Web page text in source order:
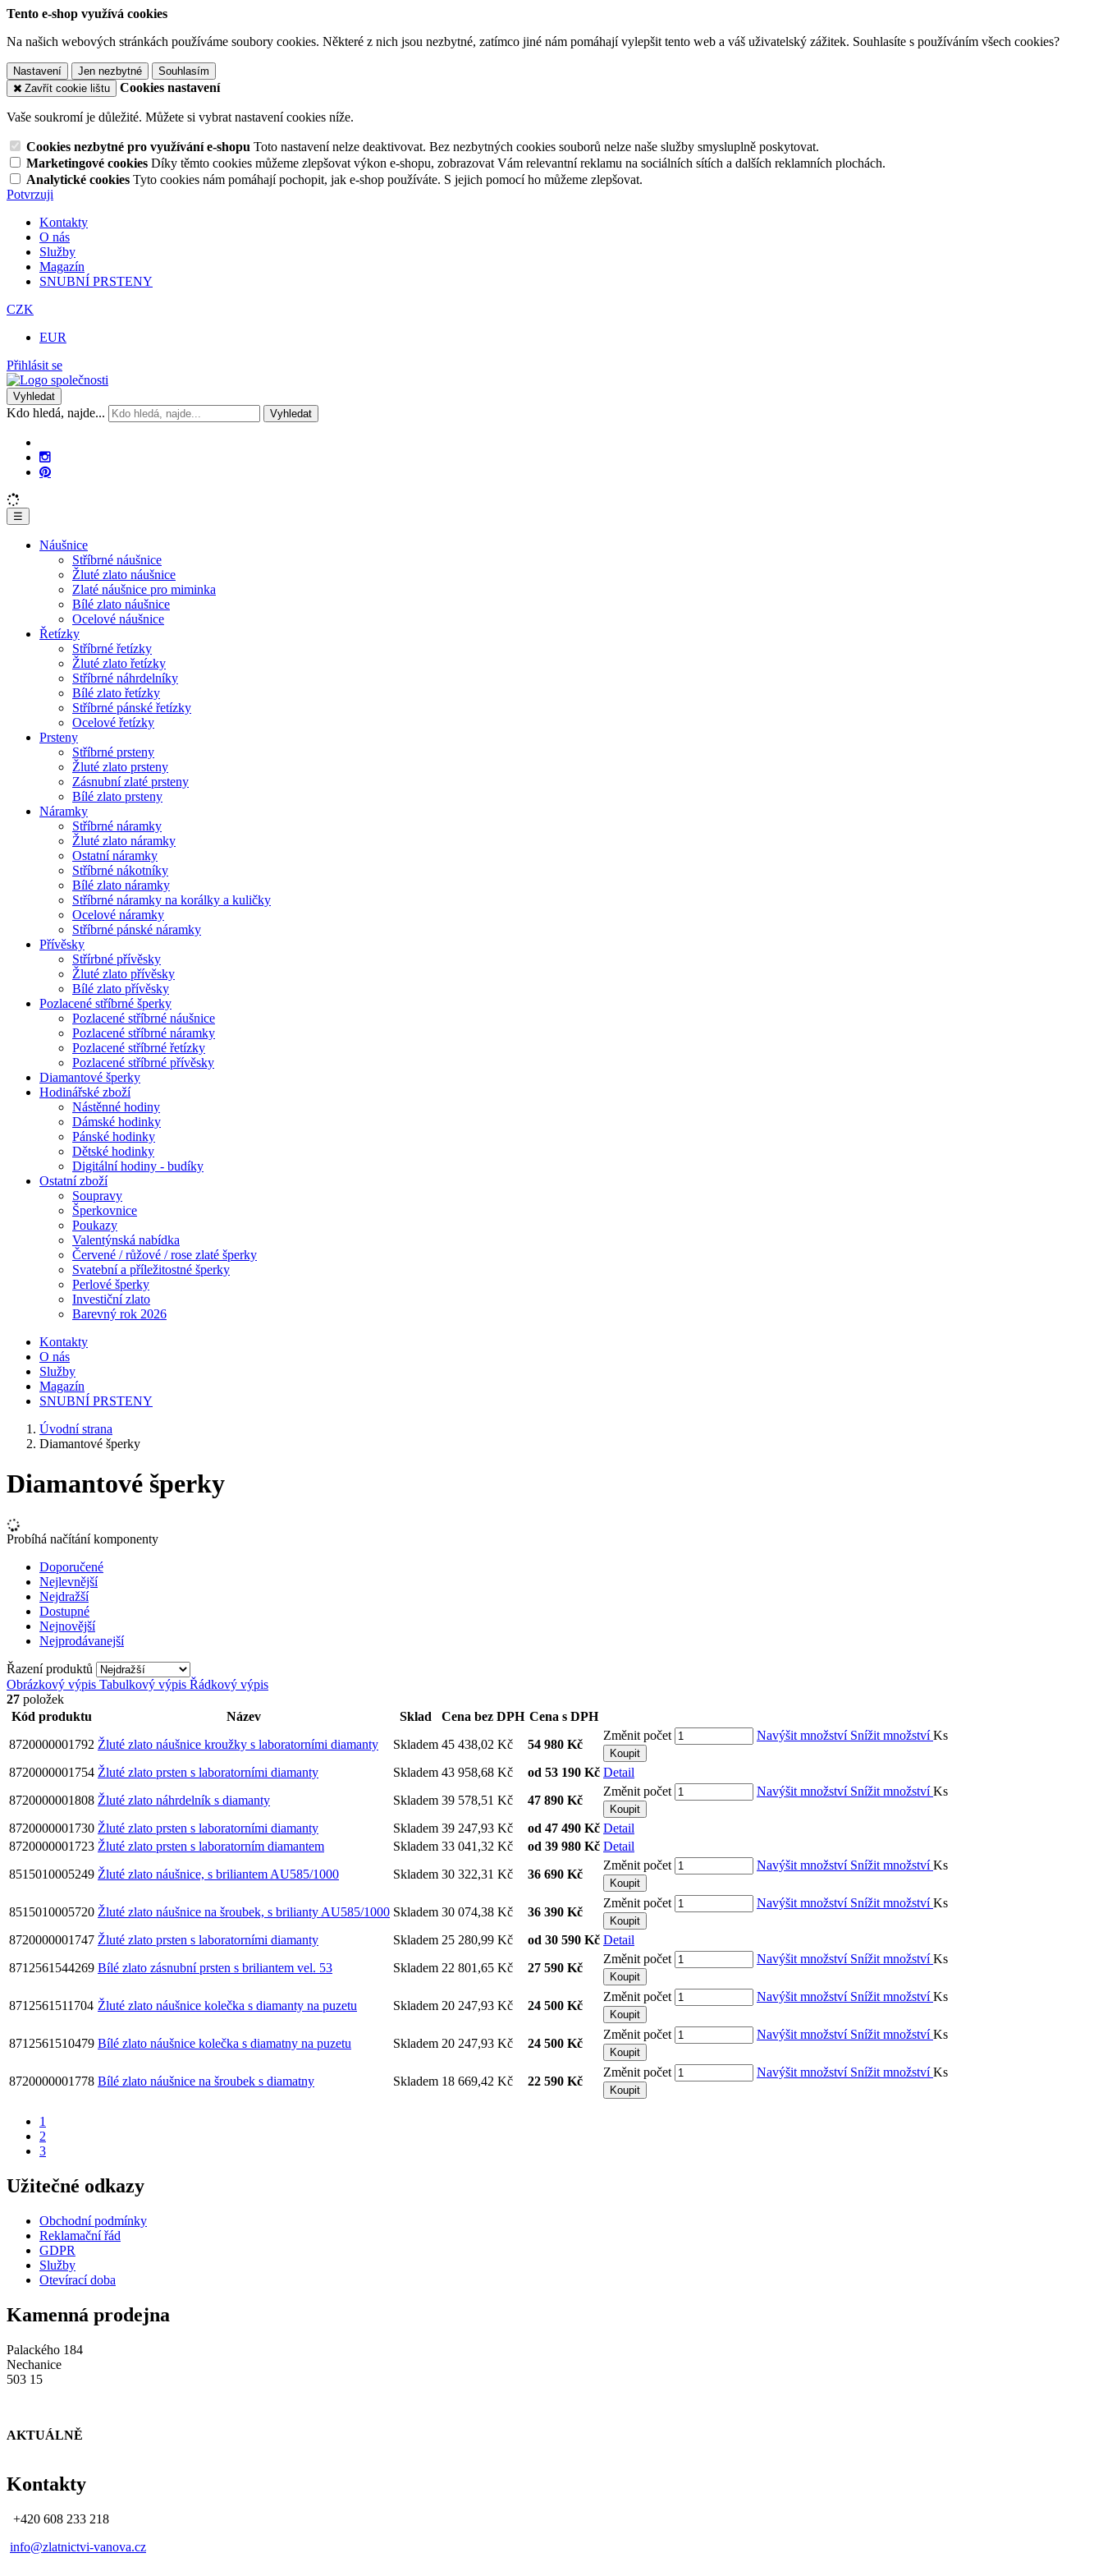
Tento e-shop využívá cookies
Na našich webových stránkách používáme soubory cookies. Některé z nich jsou nezbytné, zatímco jiné nám pomáhají vylepšit tento web a váš uživatelský zážitek. Souhlasíte s používáním všech cookies?
Nastavení Jen nezbytné
Souhlasím
Zavřít cookie lištu
Cookies nastavení
Vaše soukromí je důležité. Můžete si vybrat nastavení cookies níže.
Cookies nezbytné pro využívání e-shopu Toto nastavení nelze deaktivovat. Bez nezbytných cookies souborů nelze naše služby smysluplně poskytovat.
Marketingové cookies Díky těmto cookies můžeme zlepšovat výkon e-shopu, zobrazovat Vám relevantní reklamu na sociálních sítích a dalších reklamních plochách.
Analytické cookies Tyto cookies nám pomáhají pochopit, jak e-shop používáte. S jejich pomocí ho můžeme zlepšovat.
Potvrzuji
Kontakty
O nás
Služby
Magazín
SNUBNÍ PRSTENY
CZK
EUR
Přihlásit se
Vyhledat
Kdo hledá, najde... Vyhledat
☰
Náušnice
Stříbrné náušnice
Žluté zlato náušnice
Zlaté náušnice pro miminka
Bílé zlato náušnice
Ocelové náušnice
Řetízky
Stříbrné řetízky
Žluté zlato řetízky
Stříbrné náhrdelníky
Bílé zlato řetízky
Stříbrné pánské řetízky
Ocelové řetízky
Prsteny
Stříbrné prsteny
Žluté zlato prsteny
Zásnubní zlaté prsteny
Bílé zlato prsteny
Náramky
Stříbrné náramky
Žluté zlato náramky
Ostatní náramky
Stříbrné nákotníky
Bílé zlato náramky
Stříbrné náramky na korálky a kuličky
Ocelové náramky
Stříbrné pánské náramky
Přívěsky
Střírbné přívěsky
Žluté zlato přívěsky
Bílé zlato přívěsky
Pozlacené stříbrné šperky
Pozlacené stříbrné náušnice
Pozlacené stříbrné náramky
Pozlacené stříbrné řetízky
Pozlacené stříbrné přívěsky
Diamantové šperky
Hodinářské zboží
Nástěnné hodiny
Dámské hodinky
Pánské hodinky
Dětské hodinky
Digitální hodiny - budíky
Ostatní zboží
Soupravy
Šperkovnice
Poukazy
Valentýnská nabídka
Červené / růžové / rose zlaté šperky
Svatební a příležitostné šperky
Perlové šperky
Investiční zlato
Barevný rok 2026
Kontakty
O nás
Služby
Magazín
SNUBNÍ PRSTENY
Úvodní strana
Diamantové šperky
Diamantové šperky
Probíhá načítání komponenty
Doporučené
Nejlevnější
Nejdražší
Dostupné
Nejnovější
Nejprodávanejší
Řazení produktů
Obrázkový výpis Tabulkový výpis Řádkový výpis
27 položek
Kód produktu
Název Sklad Cena bez DPH Cena s DPH
8720000001792 Žluté zlato náušnice kroužky s laboratorními diamanty Skladem 45 438,02 Kč 54 980 Kč
Změnit počet Navýšit množství Snížit množstvíKs
Koupit
8720000001754 Žluté zlato prsten s laboratorními diamanty Skladem 43 958,68 Kč od 53 190 Kč Detail
8720000001808 Žluté zlato náhrdelník s diamanty Skladem 39 578,51 Kč 47 890 Kč
Změnit počet Navýšit množství Snížit množstvíKs
Koupit
8720000001730 Žluté zlato prsten s laboratorními diamanty Skladem 39 247,93 Kč od 47 490 Kč Detail
8720000001723 Žluté zlato prsten s laboratorním diamantem Skladem 33 041,32 Kč od 39 980 Kč Detail
8515010005249 Žluté zlato náušnice, s briliantem AU585/1000 Skladem 30 322,31 Kč 36 690 Kč
Změnit počet Navýšit množství Snížit množstvíKs
Koupit
8515010005720 Žluté zlato náušnice na šroubek, s brilianty AU585/1000 Skladem 30 074,38 Kč 36 390 Kč
Změnit počet Navýšit množství Snížit množstvíKs
Koupit
8720000001747 Žluté zlato prsten s laboratorními diamanty Skladem 25 280,99 Kč od 30 590 Kč Detail
8712561544269 Bílé zlato zásnubní prsten s briliantem vel. 53 Skladem 22 801,65 Kč 27 590 Kč
Změnit počet Navýšit množství Snížit množstvíKs
Koupit
8712561511704 Žluté zlato náušnice kolečka s diamanty na puzetu Skladem 20 247,93 Kč 24 500 Kč
Změnit počet Navýšit množství Snížit množstvíKs
Koupit
8712561510479 Bílé zlato náušnice kolečka s diamatny na puzetu Skladem 20 247,93 Kč 24 500 Kč
Změnit počet Navýšit množství Snížit množstvíKs
Koupit
8720000001778 Bílé zlato náušnice na šroubek s diamatny Skladem 18 669,42 Kč 22 590 Kč
Změnit počet Navýšit množství Snížit množstvíKs
Koupit
1
2
3
Užitečné odkazy
Obchodní podmínky
Reklamační řád
GDPR
Služby
Otevírací doba
Kamenná prodejna
Palackého 184
Nechanice
503 15
AKTUÁLNĚ
Kontakty
+420 608 233 218
info@zlatnictvi-vanova.cz